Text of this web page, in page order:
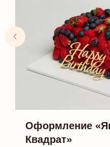
Оформление
Квадрат»